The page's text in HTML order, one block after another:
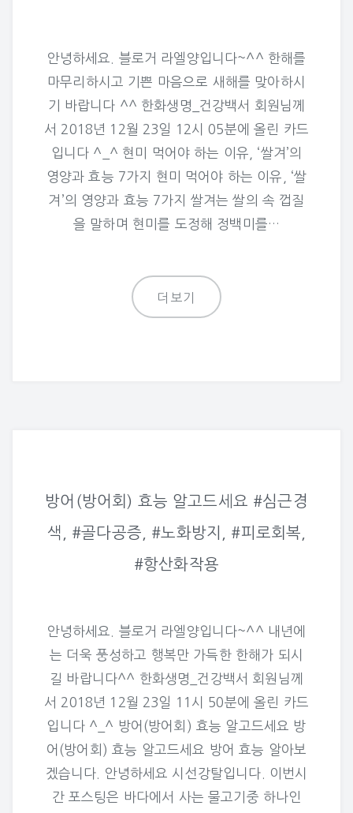
안녕하세요. 블로거 라엘양입니다~^^ 한해를
마무리하시고 기쁜 마음으로 새해를 맞아하시
기 바랍니다 ^^ 한화생명_건강백서 회원님께
서 2018년 12월 23일 12시 05분에 올린 카드
입니다 ^_^ 현미 먹어야 하는 이유, ‘쌀겨’의
영양과 효능 7가지 현미 먹어야 하는 이유, ‘쌀
겨’의 영양과 효능 7가지 쌀겨는 쌀의 속 껍질
을 말하며 현미를 도정해 정백미를…
더보기
방어(방어회) 효능 알고드세요 #심근경
색, #골다공증, #노화방지, #피로회복,
#항산화작용
안녕하세요. 블로거 라엘양입니다~^^ 내년에
는 더욱 풍성하고 행복만 가득한 한해가 되시
길 바랍니다^^ 한화생명_건강백서 회원님께
서 2018년 12월 23일 11시 50분에 올린 카드
입니다 ^_^ 방어(방어회) 효능 알고드세요 방
어(방어회) 효능 알고드세요 방어 효능 알아보
겠습니다. 안녕하세요 시선강탈입니다. 이번시
간 포스팅은 바다에서 사는 물고기중 하나인